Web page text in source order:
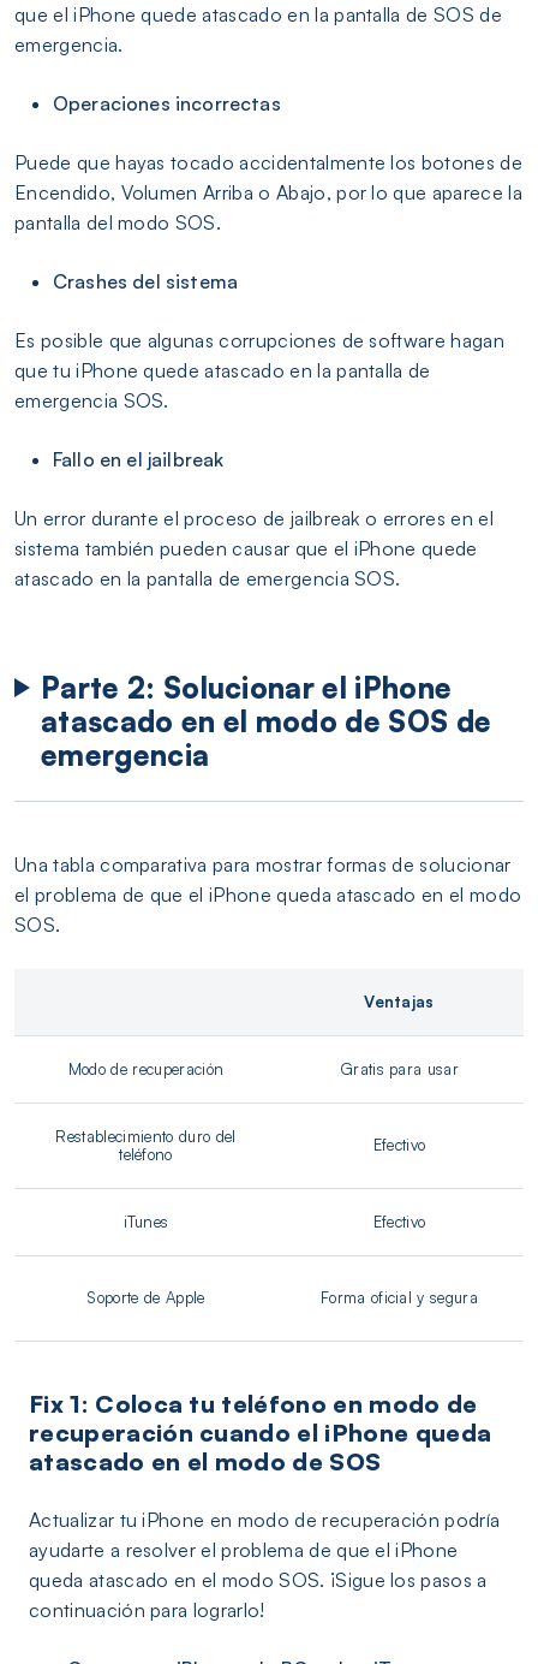
que el iPhone quede atascado en la pantalla de SOS de
emergencia.
Operaciones incorrectas
Puede que hayas tocado accidentalmente los botones de
Encendido, Volumen Arriba o Abajo, por lo que aparece la
pantalla del modo SOS.
Crashes del sistema
Es posible que algunas corrupciones de software hagan
que tu iPhone quede atascado en la pantalla de
emergencia SOS.
Fallo en el jailbreak
Un error durante el proceso de jailbreak o errores en el
sistema también pueden causar que el iPhone quede
atascado en la pantalla de emergencia SOS.
Parte 2: Solucionar el iPhone
atascado en el modo de SOS de
emergencia
Una tabla comparativa para mostrar formas de solucionar
el problema de que el iPhone queda atascado en el modo
SOS.
Ventajas
Modo de recuperación Gratis para usar
Restablecimiento duro del
teléfono
Efectivo
iTunes Efectivo
Soporte de Apple Forma oficial y segura
Fix 1: Coloca tu teléfono en modo de
recuperación cuando el iPhone queda
atascado en el modo de SOS
Actualizar tu iPhone en modo de recuperación podría
ayudarte a resolver el problema de que el iPhone
queda atascado en el modo SOS. ¡Sigue los pasos a
continuación para lograrlo!